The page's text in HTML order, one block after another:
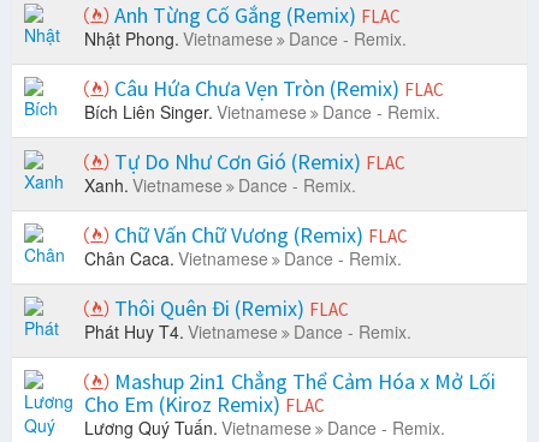
Anh Từng Cố Gắng (Remix) FLAC
Nhật Phong. Vietnamese Dance - Remix.
Câu Hứa Chưa Vẹn Tròn (Remix) FLAC
Bích Liên Singer. Vietnamese Dance - Remix.
Tự Do Như Cơn Gió (Remix) FLAC
Xanh. Vietnamese Dance - Remix.
Chữ Vấn Chữ Vương (Remix) FLAC
Chân Caca. Vietnamese Dance - Remix.
Thôi Quên Đi (Remix) FLAC
Phát Huy T4. Vietnamese Dance - Remix.
Mashup 2in1 Chẳng Thể Cảm Hóa x Mở Lối
Cho Em (Kiroz Remix) FLAC
Lương Quý Tuấn. Vietnamese Dance - Remix.